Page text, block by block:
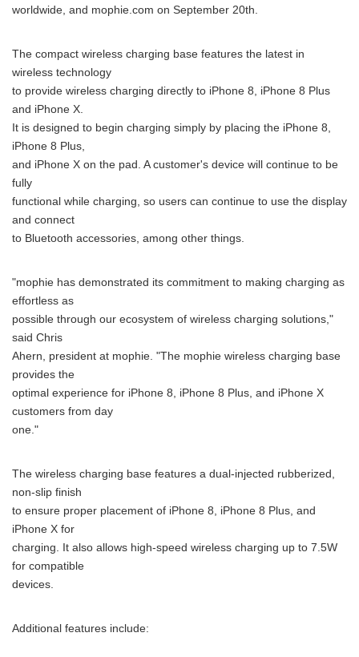
worldwide, and mophie.com on September 20th.
The compact wireless charging base features the latest in
wireless technology
to provide wireless charging directly to iPhone 8, iPhone 8 Plus
and iPhone X.
It is designed to begin charging simply by placing the iPhone 8,
iPhone 8 Plus,
and iPhone X on the pad. A customer's device will continue to be
fully
functional while charging, so users can continue to use the display
and connect
to Bluetooth accessories, among other things.
"mophie has demonstrated its commitment to making charging as
effortless as
possible through our ecosystem of wireless charging solutions,"
said Chris
Ahern, president at mophie. "The mophie wireless charging base
provides the
optimal experience for iPhone 8, iPhone 8 Plus, and iPhone X
customers from day
one."
The wireless charging base features a dual-injected rubberized,
non-slip finish
to ensure proper placement of iPhone 8, iPhone 8 Plus, and
iPhone X for
charging. It also allows high-speed wireless charging up to 7.5W
for compatible
devices.
Additional features include: